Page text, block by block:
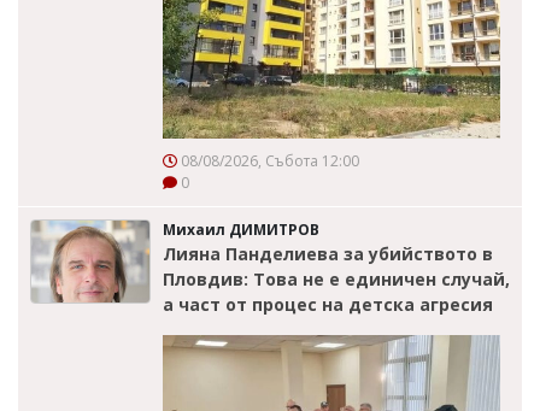
08/08/2026, Събота 12:00
0
Михаил ДИМИТРОВ
Лияна Панделиева за убийството в
Пловдив: Това не е единичен случай,
а част от процес на детска агресия